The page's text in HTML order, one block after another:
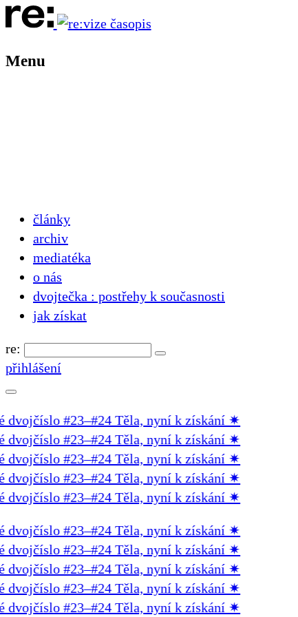
Menu
články
archiv
mediatéka
o nás
dvojtečka : postřehy k současnosti
jak získat
re:
přihlášení
#23–#24 Těla, nyní k získání✷
#23–#24 Těla, nyní k získání✷
#23–#24 Těla, nyní k získání✷
#23–#24 Těla, nyní k získání✷
#23–#24 Těla, nyní k získání✷
#23–#24 Těla, nyní k získání✷
#23–#24 Těla, nyní k získání✷
#23–#24 Těla, nyní k získání✷
#23–#24 Těla, nyní k získání✷
#23–#24 Těla, nyní k získání✷